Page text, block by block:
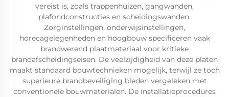
vereist is, zoals trappenhuizen, gangwanden,
plafondconstructies en scheidingswanden.
Zorginstellingen, onderwijsinstellingen,
horecagelegenheden en hoogbouw specificeren vaak
brandwerend plaatmateriaal voor kritieke
brandafscheidingseisen. De veelzijdigheid van deze platen
maakt standaard bouwtechnieken mogelijk, terwijl ze toch
superieure brandbeveiliging bieden vergeleken met
conventionele bouwmaterialen. De installatieprocedures